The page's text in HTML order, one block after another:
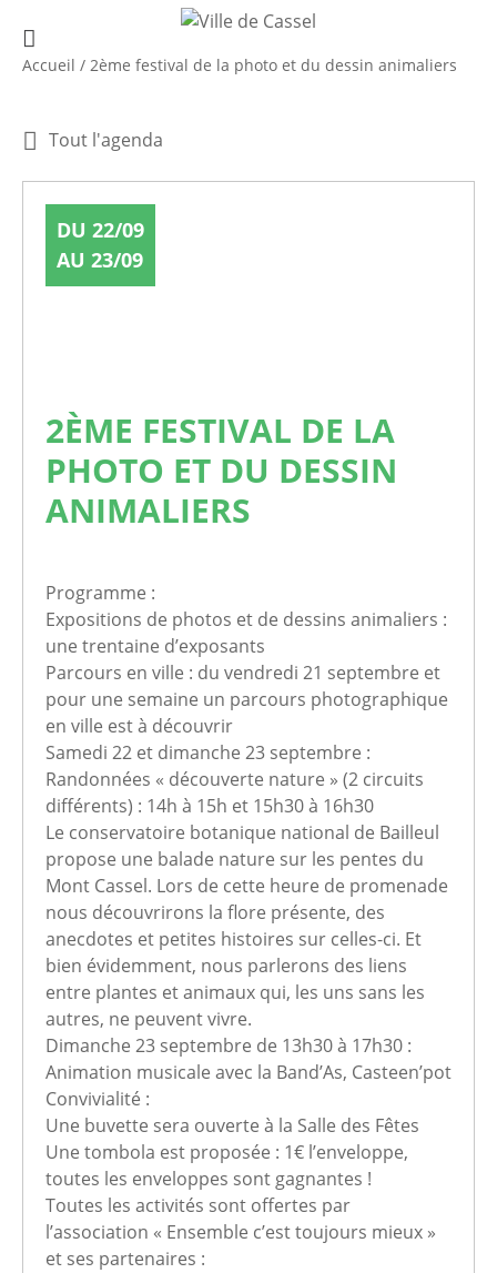
Accueil / 2ème festival de la photo et du dessin animaliers
Tout l'agenda
DU 22/09
AU 23/09
2ÈME FESTIVAL DE LA
PHOTO ET DU DESSIN
ANIMALIERS
Programme :
Expositions de photos et de dessins animaliers :
une trentaine d’exposants
Parcours en ville : du vendredi 21 septembre et
pour une semaine un parcours photographique
en ville est à découvrir
Samedi 22 et dimanche 23 septembre :
Randonnées « découverte nature » (2 circuits
différents) : 14h à 15h et 15h30 à 16h30
Le conservatoire botanique national de Bailleul
propose une balade nature sur les pentes du
Mont Cassel. Lors de cette heure de promenade
nous découvrirons la flore présente, des
anecdotes et petites histoires sur celles-ci. Et
bien évidemment, nous parlerons des liens
entre plantes et animaux qui, les uns sans les
autres, ne peuvent vivre.
Dimanche 23 septembre de 13h30 à 17h30 :
Animation musicale avec la Band’As, Casteen’pot
Convivialité :
Une buvette sera ouverte à la Salle des Fêtes
Une tombola est proposée : 1€ l’enveloppe,
toutes les enveloppes sont gagnantes !
Toutes les activités sont offertes par
l’association « Ensemble c’est toujours mieux »
et ses partenaires :